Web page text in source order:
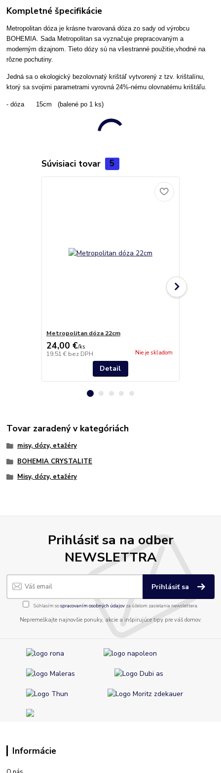
Kompletné špecifikácie
Metropolitan dóza je krásne tvarovaná dóza zo sady od výrobcu
BOHEMIA. Sada Metropolitan sa vyznačuje prepracovaným a
moderným dizajnom. Tieto dózy sú na všestranné použitie,vhodné na
rôzne pochutiny.
Jedná sa o ekologický bezolovnatý krištáľ vytvorený z tzv. krištalínu,
ktorý sa svojimi parametrami vyrovná 24%-nému olovnatému krištáľu.
- dóza 15cm (balené po 1 ks)
Súvisiaci tovar 5
Metropolitan dóza 22cm
24,00 €/ks
19,51 € bez DPH Nie je skladom
Detail
Tovar zaradený v kategóriách
misy, dózy, etažéry
BOHEMIA CRYSTALITE
Misy, dózy, etažéry
Prihlásiť sa na odber
NEWSLETTRA
Prihlásiť sa
Súhlasím sospracovaním osobných údajov za účelom zasielania newslettera.
Nepremeškajte najnovšie ponuky, akcie a inšpirujúce tipy pre váš domov.
Informácie